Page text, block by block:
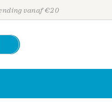
vanaf €20
Personen